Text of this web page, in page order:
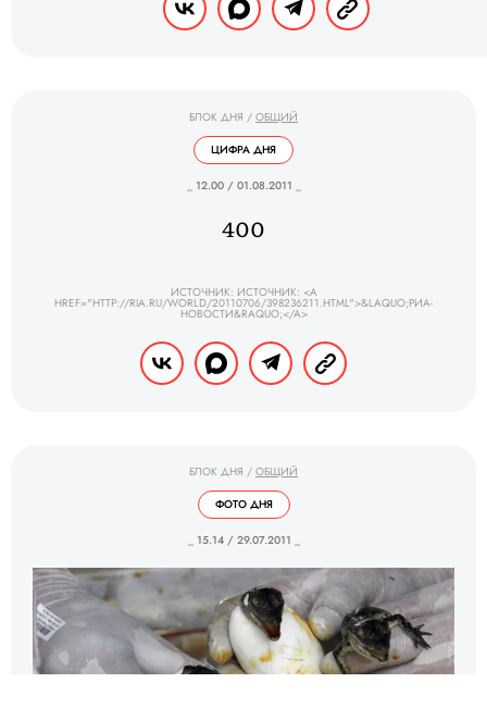
БЛОК ДНЯ / ОБЩИЙ
ЦИФРА ДНЯ
_ 12.00 / 01.08.2011 _
400
ИСТОЧНИК: ИСТОЧНИК: <A
HREF="HTTP://RIA.RU/WORLD/20110706/398236211.HTML">&LAQUO;РИА-
НОВОСТИ&RAQUO;</A>
БЛОК ДНЯ / ОБЩИЙ
ФОТО ДНЯ
_ 15.14 / 29.07.2011 _